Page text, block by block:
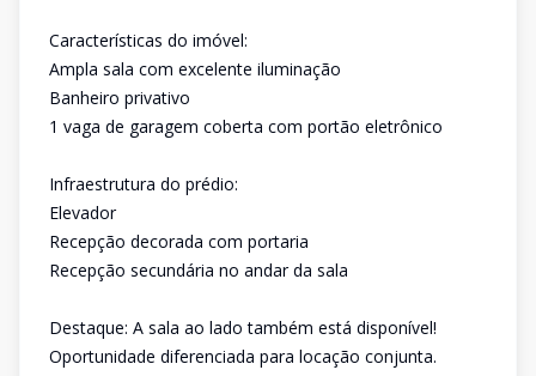
Características do imóvel:
Ampla sala com excelente iluminação
Banheiro privativo
1 vaga de garagem coberta com portão eletrônico
Infraestrutura do prédio:
Elevador
Recepção decorada com portaria
Recepção secundária no andar da sala
Destaque: A sala ao lado também está disponível!
Oportunidade diferenciada para locação conjunta.